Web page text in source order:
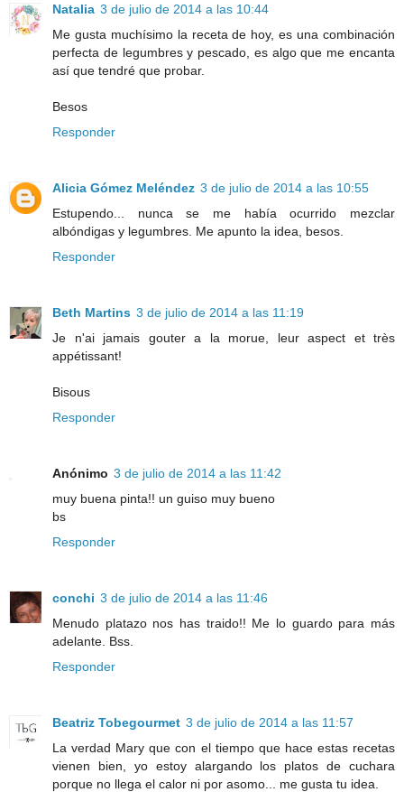
Natalia 3 de julio de 2014 a las 10:44
Me gusta muchísimo la receta de hoy, es una combinación
perfecta de legumbres y pescado, es algo que me encanta
así que tendré que probar.
Besos
Responder
Alicia Gómez Meléndez 3 de julio de 2014 a las 10:55
Estupendo... nunca se me había ocurrido mezclar
albóndigas y legumbres. Me apunto la idea, besos.
Responder
Beth Martins 3 de julio de 2014 a las 11:19
Je n'ai jamais gouter a la morue, leur aspect et très
appétissant!
Bisous
Responder
Anónimo 3 de julio de 2014 a las 11:42
muy buena pinta!! un guiso muy bueno
bs
Responder
conchi 3 de julio de 2014 a las 11:46
Menudo platazo nos has traido!! Me lo guardo para más
adelante. Bss.
Responder
Beatriz Tobegourmet 3 de julio de 2014 a las 11:57
La verdad Mary que con el tiempo que hace estas recetas
vienen bien, yo estoy alargando los platos de cuchara
porque no llega el calor ni por asomo... me gusta tu idea.